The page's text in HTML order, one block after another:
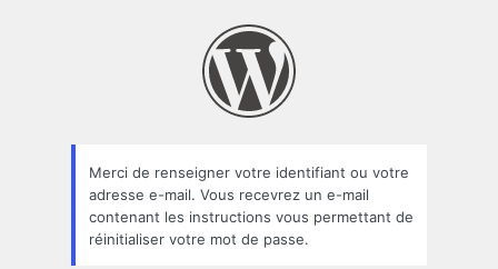
oublié
Merci de renseigner votre identifiant ou votre
adresse e-mail. Vous recevrez un e-mail
contenant les instructions vous permettant de
réinitialiser votre mot de passe.